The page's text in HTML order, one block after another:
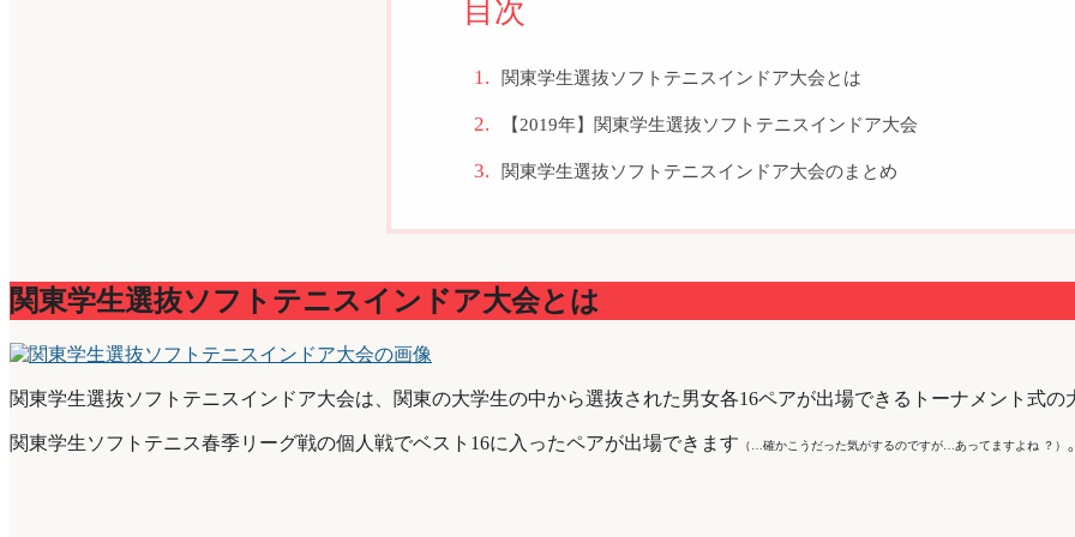
目次
関東学生選抜ソフトテニスインドア大会とは
【2019年】関東学生選抜ソフトテニスインドア大会
関東学生選抜ソフトテニスインドア大会のまとめ
関東学生選抜ソフトテニスインドア大会とは
関東学生選抜ソフトテニスインドア大会は、関東の大学生の中から選抜された男女各16ペアが出場できるトーナメント式の
関東学生ソフトテニス春季リーグ戦の個人戦でベスト16に入ったペアが出場できます （…確かこうだった気がするのですが…あってますよね ？） 。